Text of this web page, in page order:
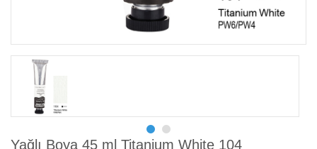
Yağlı Boya 45 ml Titanium White 104